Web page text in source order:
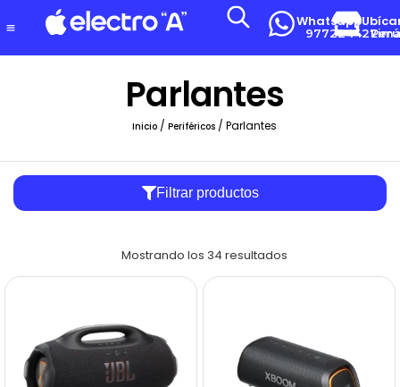
Whatsapp
977224427Lima-Perú
Parlantes
Inicio / Periféricos / Parlantes
Filtrar productos
Mostrando los 34 resultados